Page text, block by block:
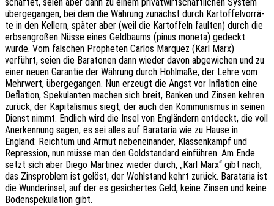
über­ge­gan­gen, bei dem die Währung zunächst durch Kartof­fel­vor­rä­
te in den Kellern, später aber (weil die Kartof­feln faul­ten) durch die
erbsen­gro­ßen Nüsse eines Geld­baums (pinus moneta) gedeckt
wurde. Vom falschen Prophe­ten Carlos Marquez (Karl Marx)
verführt, seien die Bara­to­nen dann wieder davon abge­wi­chen und zu
einer neuen Garan­tie der Währung durch Hohl­ma­ße, der Lehre vom
Mehr­wert, über­ge­gan­gen. Nun erzeugt die Angst vor Infla­ti­on eine
Defla­ti­on, Speku­lan­ten machen sich breit, Banken und Zinsen kehren
zurück, der Kapi­ta­lis­mus siegt, der auch den Kommu­nis­mus in seinen
Dienst nimmt. Endlich wird die Insel von Englän­dern entdeckt, die voll
Aner­ken­nung sagen, es sei alles auf Bara­ta­ria wie zu Hause in
England: Reich­tum und Armut neben­ein­an­der, Klas­sen­kampf und
Repres­si­on, nun müsse man den Gold­stan­dard einfüh­ren. Am Ende
setzt sich aber Diego Marti­nez wieder durch, „Karl Marx“ gibt nach,
das Zins­pro­blem ist gelöst, der Wohl­stand kehrt zurück. Bara­ta­ria ist
die Wunder­in­sel, auf der es gesi­cher­tes Geld, keine Zinsen und keine
Boden­spe­ku­la­ti­on gibt.